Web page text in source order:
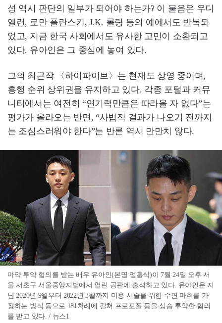
성 역시 판단의 일부가 되어야 하는가? 이 물음은 우디
앨런, 로만 폴란스키, J.K. 롤링 등의 예에서도 반복되
었고, 지금 한국 사회에서도 유사한 고민이 소환되고
있다. 유아인은 그 중심에 놓여 있다.
그의 최근작 〈하이파이브〉는 현재도 상영 중이며,
흥행 순위 상위권을 유지하고 있다. 각종 포털과 커뮤
니티에서는 여전히 “연기력만큼은 따라올 자 없다”는
평가가 올라오는 반면, “사법적 결과가 나오기 전까지
는 조심스러워야 한다”는 반론 역시 만만치 않다.
마약 투약 혐의를 받는 배우 유아인(본명 엄홍식)이 7월 24일 오후 서
울 서초구 서울중앙지법에서 열린 공판에 출석하고 있다. 유아인은 지
난 2020년 9월부터 2022년 3월까지 미용 시술을 위한 수면 마취를 가
장하는 방식 등으로 181차례에 걸쳐 프로포폴 등을 상습 투약한 혐의
를 받고 있다. / 뉴스1